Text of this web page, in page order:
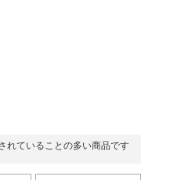
れていることの多い商品です